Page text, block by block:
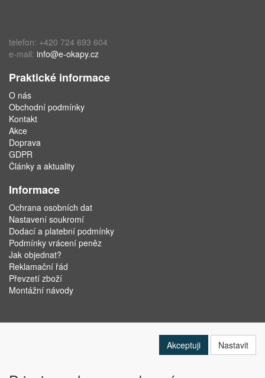
telefon: +420 724 693 604
e-mail: info@e-okapy.cz
Praktické informace
O nás
Obchodní podmínky
Kontakt
Akce
Doprava
GDPR
Články a aktuality
Informace
Ochrana osobních dat
Nastavení soukromí
Dodací a platební podmínky
Podmínky vrácení peněz
Jak objednat?
Reklamační řád
Převzetí zboží
Montážní návody
Akceptuji Nastavit